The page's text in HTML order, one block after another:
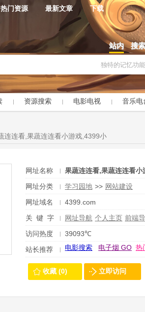
热门资源 最新文章 下载
站内 搜索
资源搜索 电影电视 音乐电
连连看,果蔬连连看小游戏,4399小
网址名称
果蔬连连看,果蔬连连看小
网址分类
学习园地 >> 网站建设
网址域名
4399.com
关 键 字
网址导航 个人主页 前端
访问热度
39093℃
站长推荐
电影搜索 电子烟 GO 热
收藏 (0) 立即访问